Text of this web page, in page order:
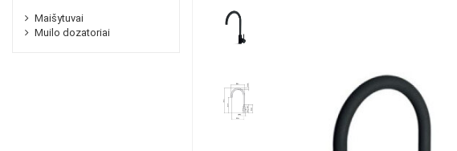
Maišytuvai
Muilo dozatoriai